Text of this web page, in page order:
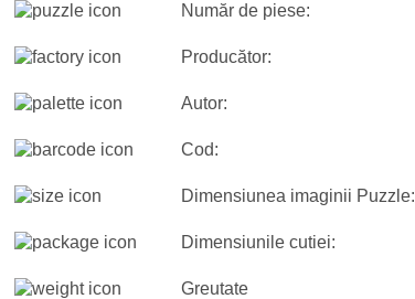
Număr de piese:
Producător:
Autor:
Cod:
Dimensiunea imaginii Puzzle:
Dimensiunile cutiei:
Greutate